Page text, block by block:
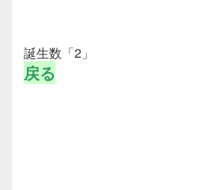
誕生数「2」
戻る